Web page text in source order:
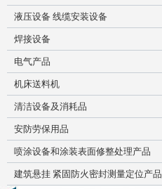
液压设备 线缆安装设备
焊接设备
电气产品
机床送料机
清洁设备及消耗品
安防劳保用品
喷涂设备和涂装表面修整处理产品
建筑悬挂 紧固防火密封测量定位产品